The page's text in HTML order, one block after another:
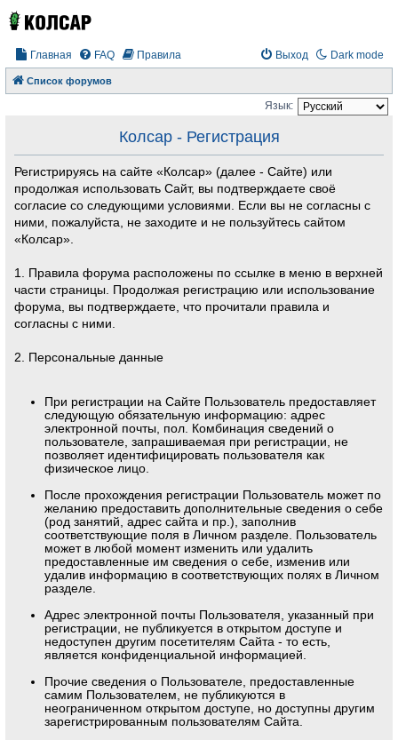
Главная Dark mode
FAQ Правила Выход
Список форумов
Язык:
Колсар - Регистрация
Регистрируясь на сайте «Колсар» (далее - Сайте) или
продолжая использовать Сайт, вы подтверждаете своё
согласие со следующими условиями. Если вы не согласны с
ними, пожалуйста, не заходите и не пользуйтесь сайтом
«Колсар».
1. Правила форума расположены по ссылке в меню в верхней
части страницы. Продолжая регистрацию или использование
форума, вы подтверждаете, что прочитали правила и
согласны с ними.
2. Персональные данные
При регистрации на Сайте Пользователь предоставляет
следующую обязательную информацию: адрес
электронной почты, пол. Комбинация сведений о
пользователе, запрашиваемая при регистрации, не
позволяет идентифицировать пользователя как
физическое лицо.
После прохождения регистрации Пользователь может по
желанию предоставить дополнительные сведения о себе
(род занятий, адрес сайта и пр.), заполнив
соответствующие поля в Личном разделе. Пользователь
может в любой момент изменить или удалить
предоставленные им сведения о себе, изменив или
удалив информацию в соответствующих полях в Личном
разделе.
Адрес электронной почты Пользователя, указанный при
регистрации, не публикуется в открытом доступе и
недоступен другим посетителям Сайта - то есть,
является конфиденциальной информацией.
Прочие сведения о Пользователе, предоставленные
самим Пользователем, не публикуются в
неограниченном открытом доступе, но доступны другим
зарегистрированным пользователям Сайта.